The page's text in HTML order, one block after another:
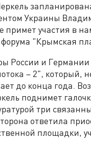
Украины
примет участия в
"Крымская
России и
– 2", который,
до конца года.
поднимет
три
ответила
площадки,